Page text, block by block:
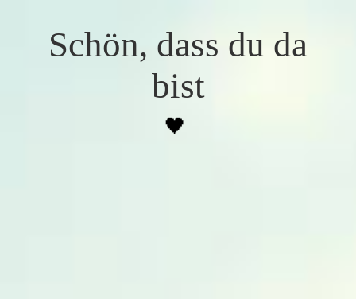
Schön, dass du da
bist
🖤